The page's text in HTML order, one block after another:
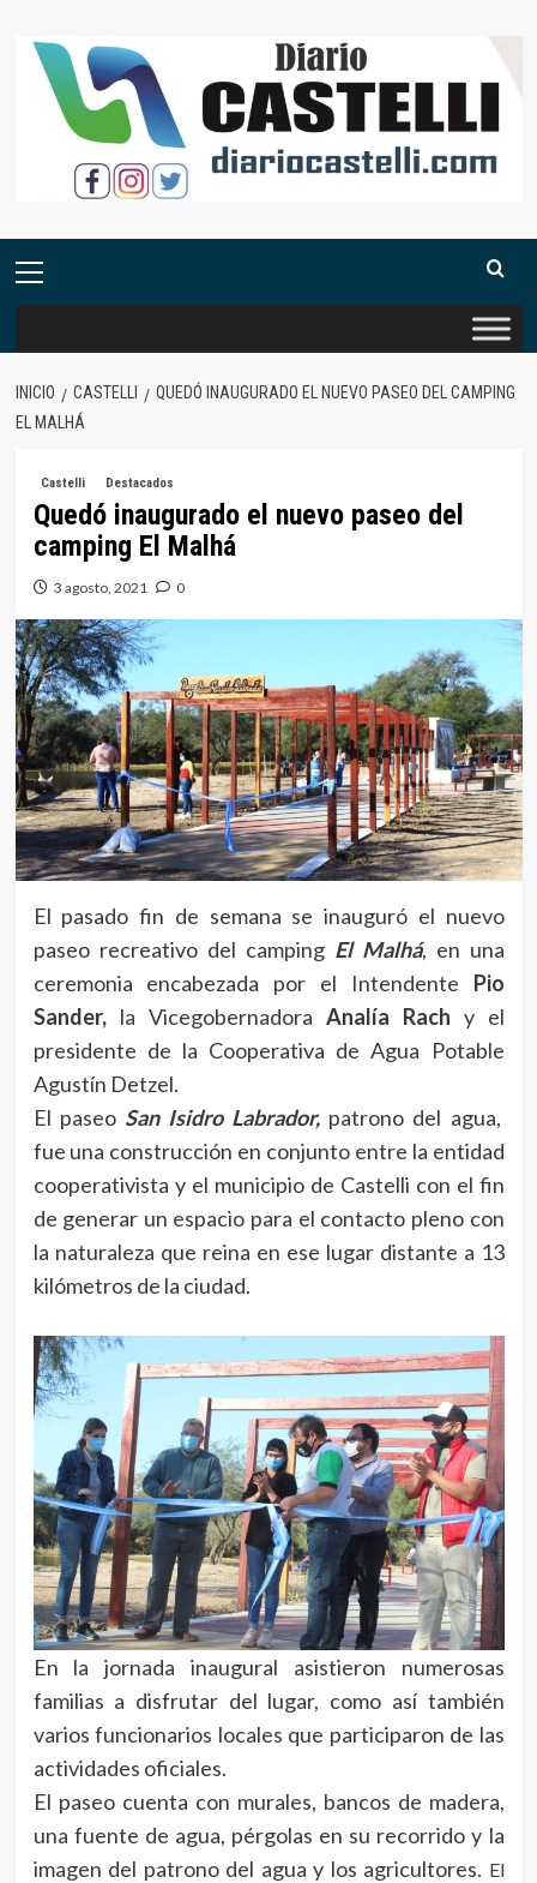
contenido
Menú
INICIO CASTELLI
QUEDÓ INAUGURADO EL NUEVO PASEO DEL CAMPING
EL MALHÁ
Castelli Destacados
Quedó inaugurado el nuevo paseo del
camping El Malhá
3 agosto, 2021 0
El pasado fin de semana se inauguró el nuevo
paseo recreativo del camping El Malhá, en una
ceremonia encabezada por el Intendente Pio
Sander,la Vicegobernadora Analía Rach y el
presidente de la Cooperativa de Agua Potable
Agustín Detzel.
El paseo San Isidro Labrador, patrono del agua,
fue una construcción en conjunto entre la entidad
cooperativista y el municipio de Castelli con el fin
de generar un espacio para el contacto pleno con
la naturaleza que reina en ese lugar distante a 13
kilómetros de la ciudad.
En la jornada inaugural asistieron numerosas
familias a disfrutar del lugar, como así también
varios funcionarios locales que participaron de las
actividades oficiales.
El paseo cuenta con murales, bancos de madera,
una fuente de agua, pérgolas en su recorrido y la
imagen del patrono del agua y los agricultores. El